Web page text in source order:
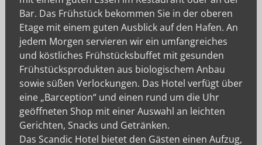
Bar. Das Frühstück bekommen Sie in der oberen
Etage mit einem guten Ausblick auf den Hafen. An
jedem Morgen servieren wir ein umfangreiches
und köstliches Frühstücksbuffet mit gesunden
Frühstücksprodukten aus biologischem Anbau
sowie süßen Verlockungen. Das Hotel verfügt über
eine „Barception“ und einen rund um die Uhr
geöffneten Shop mit einer Auswahl an leichten
Gerichten, Snacks und Getränken.
Das Scandic Hotel bietet den Gästen einen Aufzug,